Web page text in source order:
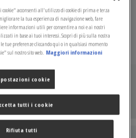
acconsenti all'utilizzo di cookie di prima e terza
la tua esperienza di navigazione web, fare
informazioni utili per consentire a noi e ai nostri
in base ai tuoi interessi. Scopri di più sulla nostra
tue preferenze cliccando qui o in qualsiasi momento
sul nostro sito web. Maggiori informazioni
cookie
Rifiuta tutti
tutti i cookie